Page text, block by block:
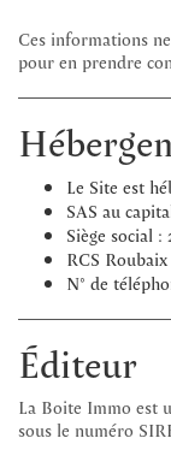
Ces informations
pour en prendre
Le Site est
SAS au
Siège social
RCS Roubaix
N° de
Éditeur
La Boite Immo est
sous le numéro